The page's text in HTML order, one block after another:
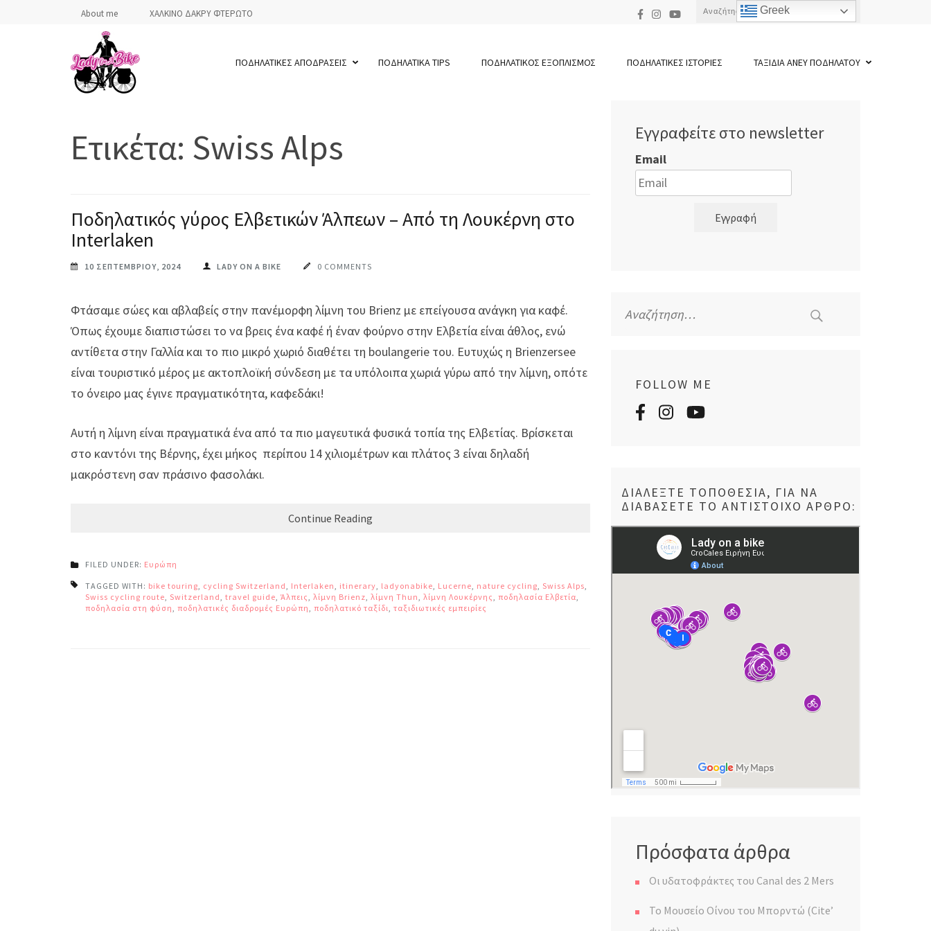
About me ΧΑΛΚΙΝΟ ΔΑΚΡΥ ΦΤΕΡΩΤΟ
Αναζήτηση
ΠΟΔΗΛΑΤΙΚΕΣ ΑΠΟΔΡΑΣΕΙΣ ΠΟΔΗΛΑΤΙΚΑ TIPS ΠΟΔΗΛΑΤΙΚΟΣ ΕΞΟΠΛΙΣΜΟΣ ΠΟΔΗΛΑΤΙΚΕΣ ΙΣΤΟΡΙΕΣ ΤΑΞΙΔΙΑ ΑΝΕΥ ΠΟΔΗΛΑΤΟΥ
Ετικέτα: Swiss Alps
Ποδηλατικός γύρος Ελβετικών Άλπεων – Από τη Λουκέρνη στο
Interlaken
10 ΣΕΠΤΕΜΒΡΊΟΥ, 2024 LADY ON A BIKE 0 COMMENTS
Φτάσαμε σώες και αβλαβείς στην πανέμορφη λίμνη του Brienz με επείγουσα ανάγκη για καφέ.
Όπως έχουμε διαπιστώσει το να βρεις ένα καφέ ή έναν φούρνο στην Ελβετία είναι άθλος, ενώ
αντίθετα στην Γαλλία και το πιο μικρό χωριό διαθέτει τη boulangerie του. Ευτυχώς η Brienzersee
είναι τουριστικό μέρος με ακτοπλοϊκή σύνδεση με τα υπόλοιπα χωριά γύρω από την λίμνη, οπότε
το όνειρο μας έγινε πραγματικότητα, καφεδάκι!
Αυτή η λίμνη είναι πραγματικά ένα από τα πιο μαγευτικά φυσικά τοπία της Ελβετίας. Βρίσκεται
στο καντόνι της Βέρνης, έχει μήκος περίπου 14 χιλιομέτρων και πλάτος 3 είναι δηλαδή
μακρόστενη σαν πράσινο φασολάκι.
Continue Reading
FILED UNDER: Ευρώπη
TAGGED WITH: bike touring, cycling Switzerland, Interlaken, itinerary, ladyonabike, Lucerne, nature cycling, Swiss Alps,
Swiss cycling route, Switzerland, travel guide, Άλπεις, λίμνη Brienz, λίμνη Thun, λίμνη Λουκέρνης, ποδηλασία Ελβετία,
ποδηλασία στη φύση, ποδηλατικές διαδρομές Ευρώπη, ποδηλατικό ταξίδι, ταξιδιωτικές εμπειρίες
Εγγραφείτε στο newsletter
Email
Εγγραφή
για:
FOLLOW ME
ΔΙΑΛΈΞΤΕ ΤΟΠΟΘΕΣΊΑ, ΓΙΑ ΝΑ
ΔΙΑΒΆΣΕΤΕ ΤΟ ΑΝΤΊΣΤΟΙΧΟ ΆΡΘΡΟ:
Πρόσφατα άρθρα
Οι υδατοφράκτες του Canal des 2 Mers
Το Μουσείο Οίνου του Μπορντώ (Cite’
Greek